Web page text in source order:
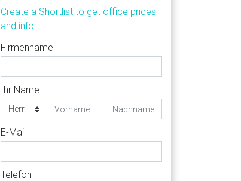
Create a Shortlist to get office prices
and info
Firmenname
Ihr Name
E-Mail
Telefon